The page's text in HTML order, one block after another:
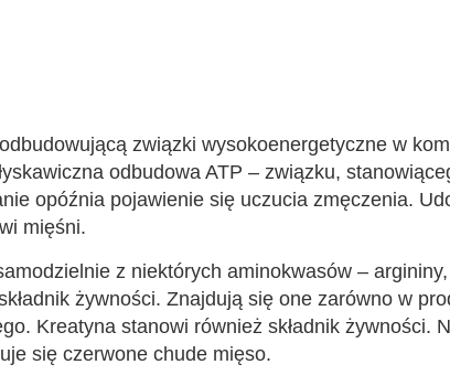
związki wysokoenergetyczne w
odbudowa ATP – związku,
opóźnia pojawienie się uczucia zmęczenia.
mięśni.
z niektórych aminokwasów –
żywności. Znajdują się one zarówno w
Kreatyna stanowi również składnik żywności.
się czerwone chude mięso.